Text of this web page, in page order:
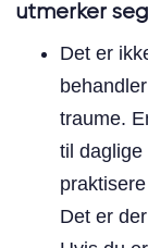
utmerker seg
Det er
traume.
til
Det er